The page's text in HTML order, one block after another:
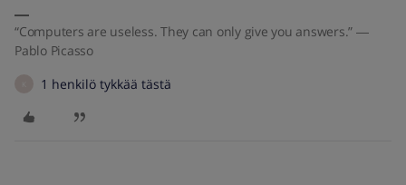
“Computers are useless. They can only give you answers.” ―
Pablo Picasso
1 henkilö tykkää tästä